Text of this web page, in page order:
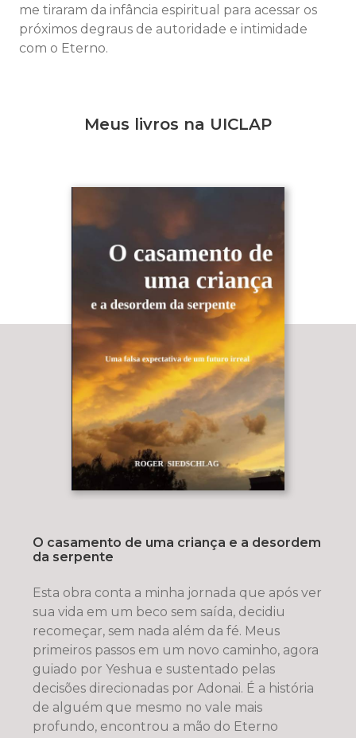
me tiraram da infância espiritual para acessar os
próximos degraus de autoridade e intimidade
com o Eterno.
Meus livros na UICLAP
O casamento de uma criança e a desordem
da serpente
Esta obra conta a minha jornada que após ver
sua vida em um beco sem saída, decidiu
recomeçar, sem nada além da fé. Meus
primeiros passos em um novo caminho, agora
guiado por Yeshua e sustentado pelas
decisões direcionadas por Adonai. É a história
de alguém que mesmo no vale mais
profundo, encontrou a mão do Eterno